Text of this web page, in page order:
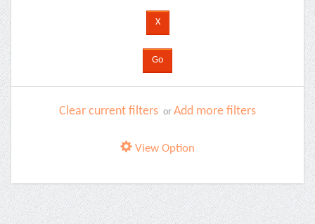
Clear current filters or Add more filters
View Option